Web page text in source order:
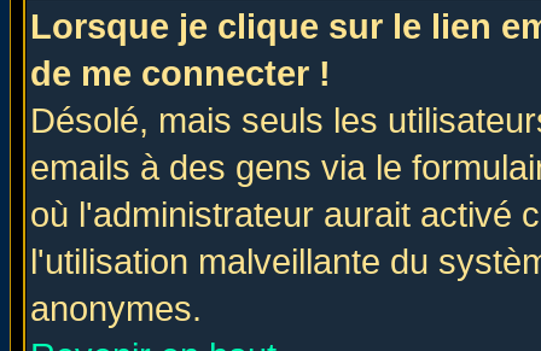
Lorsque je clique sur le lien
de me connecter !
Désolé, mais seuls les
emails à des gens via le
où l'administrateur aurait activé
l'utilisation malveillante du
anonymes.